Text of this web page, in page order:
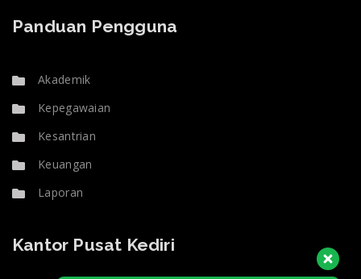
Panduan Pengguna
Akademik
Kepegawaian
Kesantrian
Keuangan
Laporan
Kantor Pusat Kediri